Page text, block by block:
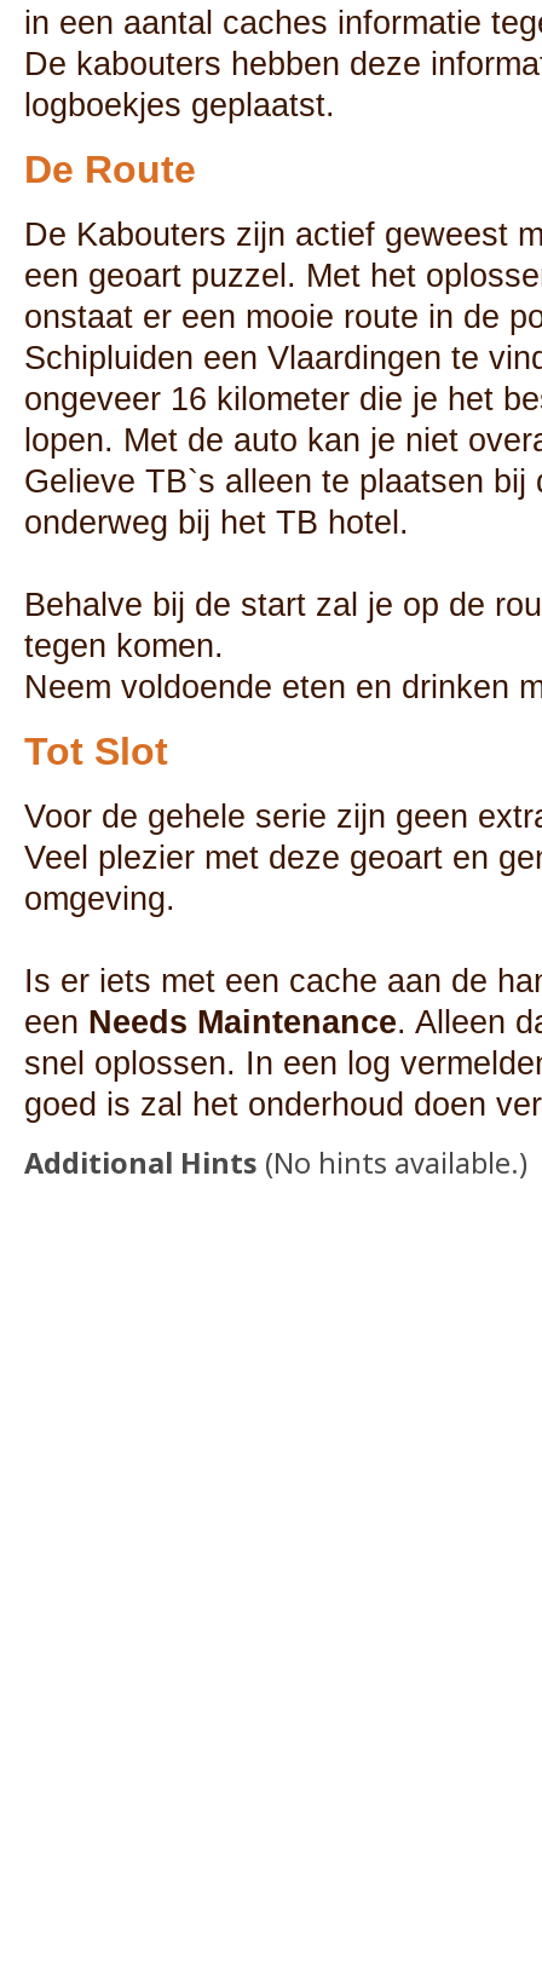
in een aantal caches informatie
De kabouters hebben deze
logboekjes geplaatst.
De Route
De Kabouters zijn actief geweest
een geoart puzzel. Met het
onstaat er een mooie route in de
Schipluiden een Vlaardingen te
ongeveer 16 kilometer die je het
lopen. Met de auto kan je niet
Gelieve TB`s alleen te plaatsen bij
onderweg bij het TB hotel.
Behalve bij de start zal je op de
tegen komen.
Neem voldoende eten en drinken
Tot Slot
Voor de gehele serie zijn geen
Veel plezier met deze geoart en
omgeving.
Is er iets met een cache aan de
een Needs Maintenance. Alleen
snel oplossen. In een log
goed is zal het onderhoud doen
Additional Hints (No hints available.)